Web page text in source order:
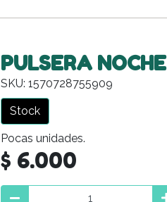
PULSERA
SKU: 1570728755909
Stock
Pocas unidades.
$ 6.000